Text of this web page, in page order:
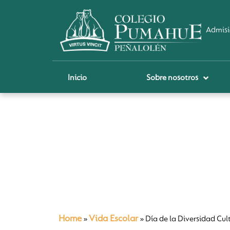
Inicio Sobre nosotros
Home » Vida Escolar» Día de la Diversidad